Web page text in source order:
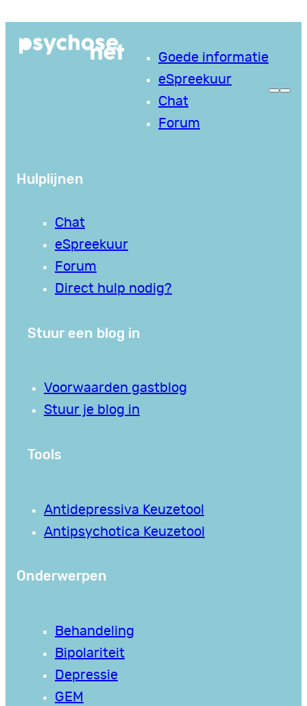
naar
Goede informatie
eSpreekuur
Chat
Forum
Hulplijnen
Chat
eSpreekuur
Forum
Direct hulp nodig?
Stuur een blog in
Voorwaarden gastblog
Stuur je blog in
Tools
Antidepressiva Keuzetool
Antipsychotica Keuzetool
Onderwerpen
Behandeling
Bipolariteit
Depressie
GEM